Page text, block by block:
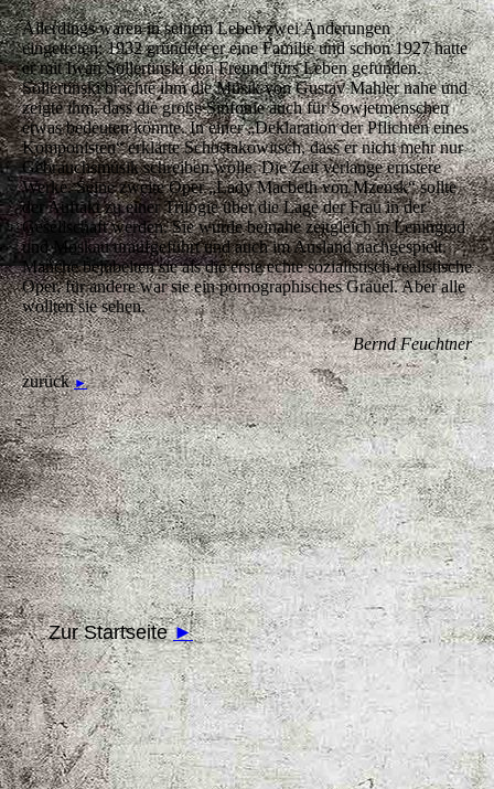
Allerdings waren in seinem Leben zwei Änderungen
eingetreten: 1932 gründete er eine Familie und schon 1927 hatte
er mit Iwan Sollertinski den Freund fürs Leben gefunden.
Sollertinski brachte ihm die Musik von Gustav Mahler nahe und
zeigte ihm, dass die große Sinfonie auch für Sowjetmenschen
etwas bedeuten könnte. In einer „Deklaration der Pflichten eines
Komponisten“ erklärte Schostakowitsch, dass er nicht mehr nur
Gebrauchsmusik schreiben wolle. Die Zeit verlange ernstere
Werke. Seine zweite Oper „Lady Macbeth von Mzensk“ sollte
der Auftakt zu einer Trilogie über die Lage der Frau in der
Gesellschaft werden. Sie wurde beinahe zeitgleich in Leningrad
und Moskau uraufgeführt und auch im Ausland nachgespielt.
Manche bejubelten sie als die erste echte sozialistisch-realistische
Oper, für andere war sie ein pornographisches Gräuel. Aber alle
wollten sie sehen.
Bernd Feuchtner
zurück►
Zur Startseite►